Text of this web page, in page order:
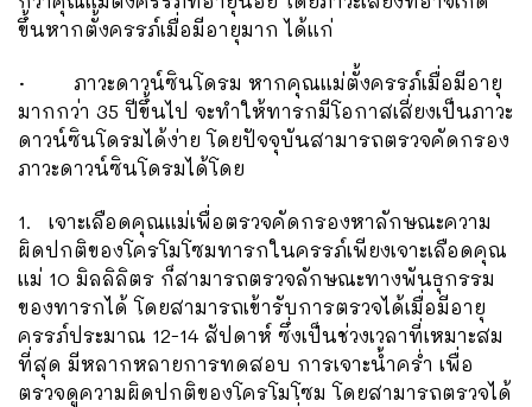
ขึ้นหากตั้งครรภ์เมื่อมีอายุมาก ได้แก่
· ภาวะดาวน์ซินโดรม หากคุณแม่ตั้งครรภ์เมื่อมีอายุ
มากกว่า 35 ปีขึ้นไป จะทำให้ทารกมีโอกาสเสี่ยงเป็นภาวะ
ดาวน์ซินโดรมได้ง่าย โดยปัจจุบันสามารถตรวจคัดกรอง
ภาวะดาวน์ซินโดรมได้โดย
1. เจาะเลือดคุณแม่เพื่อตรวจคัดกรองหาลักษณะความ
ผิดปกติของโครโมโซมทารกในครรภ์เพียงเจาะเลือดคุณ
แม่ 10 มิลลิลิตร ก็สามารถตรวจลักษณะทางพันธุกรรม
ของทารกได้ โดยสามารถเข้ารับการตรวจได้เมื่อมีอายุ
ครรภ์ประมาณ 12-14 สัปดาห์ ซึ่งเป็นช่วงเวลาที่เหมาะสม
ที่สุด มีหลากหลายการทดสอบ การเจาะน้ำคร่ำ เพื่อ
ตรวจดูความผิดปกติของโครโมโซม โดยสามารถตรวจได้